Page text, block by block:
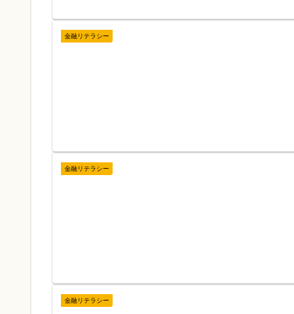
金融リテラシー
金融リテラシー
金融リテラシー